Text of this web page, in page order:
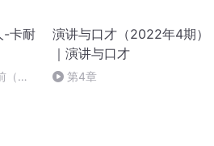
-卡耐
（完
演讲与口才（2022年4期）
｜演讲与口才
第4章